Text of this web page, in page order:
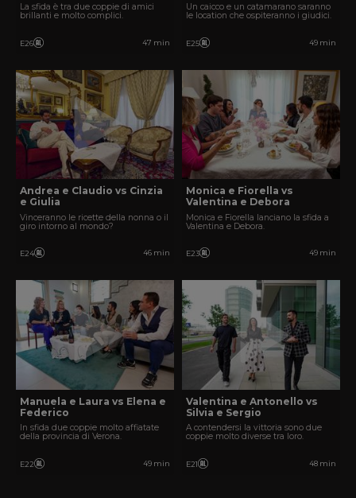
La sfida è tra due coppie di amici
brillanti e molto complici.
E26 47 min
Un caicco e un catamarano saranno
le location che ospiteranno i giudici.
E25 49 min
Andrea e Claudio vs Cinzia
e Giulia
Vinceranno le ricette della nonna o il
giro intorno al mondo?
E24 46 min
Monica e Fiorella vs
Valentina e Debora
Monica e Fiorella lanciano la sfida a
Valentina e Debora.
E23 49 min
Manuela e Laura vs Elena e
Federico
In sfida due coppie molto affiatate
della provincia di Verona.
E22 49 min
Valentina e Antonello vs
Silvia e Sergio
A contendersi la vittoria sono due
coppie molto diverse tra loro.
E21 48 min